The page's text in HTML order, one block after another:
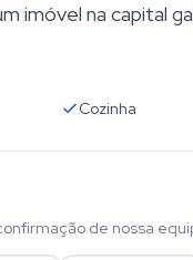
imóvel na capital
Cozinha
de nossa